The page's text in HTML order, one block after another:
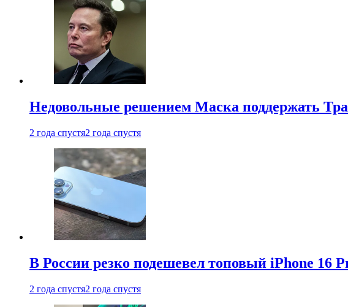
Недовольные решением Маска поддержать
2 года спустя2 года спустя
В России резко подешевел топовый iPhone 16
2 года спустя2 года спустя